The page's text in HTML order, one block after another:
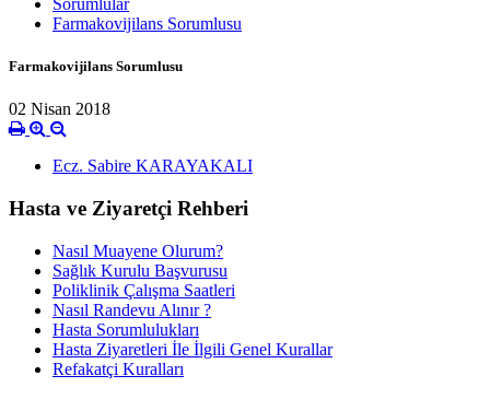
Farmakovijilans Sorumlusu
Farmakovijilans Sorumlusu
02 Nisan 2018
Ecz. Sabire KARAYAKALI
Hasta ve Ziyaretçi Rehberi
Nasıl Muayene Olurum?
Sağlık Kurulu Başvurusu
Poliklinik Çalışma Saatleri
Nasıl Randevu Alınır ?
Hasta Sorumlulukları
Hasta Ziyaretleri İle İlgili Genel Kurallar
Refakatçi Kuralları